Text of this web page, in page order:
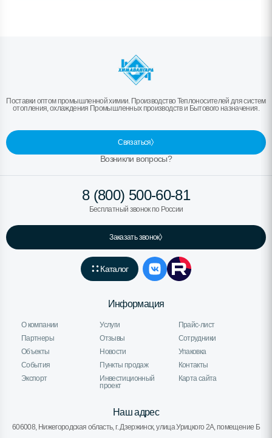
Поставки оптом промышленной химии. Производство Теплоносителей для систем
отопления, охлаждения Промышленных производств и Бытового назначения.
Связаться
Возникли вопросы?
8 (800) 500-60-81
Бесплатный звонок по России
Заказать звонок
Каталог
Информация
О компании Услуги
Прайс-лист
Партнеры
Отзывы
Сотрудники
Объекты
Новости
Упаковка
События
Пункты продаж
Контакты
Экспорт
Инвестиционный
проект
Карта сайта
Наш адрес
606008, Нижегородская область, г. Дзержинск, улица Урицкого 2А, помещение Б